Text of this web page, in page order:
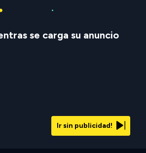
se carga su anuncio
Ir sin publicidad!